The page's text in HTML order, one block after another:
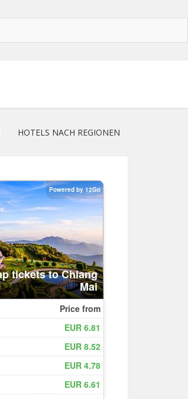
HOTELS NACH REGIONEN